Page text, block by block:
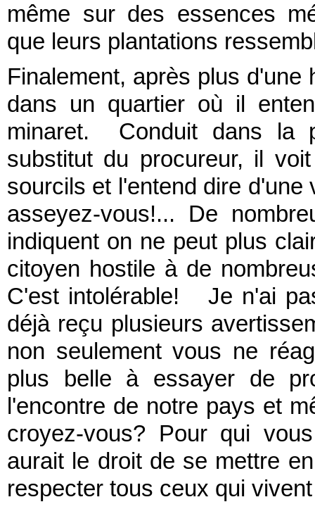
même sur des essences
que leurs plantations
Finalement, après plus
dans un quartier où il
minaret. Conduit dans la
substitut du procureur, il
sourcils et l'entend dire d'une
asseyez-vous!... De
indiquent on ne peut plus
citoyen hostile à de
C'est intolérable! Je n'ai
déjà reçu plusieurs
non seulement vous ne
plus belle à essayer de
l'encontre de notre pays et
croyez-vous? Pour qui
aurait le droit de se mettre
respecter tous ceux qui